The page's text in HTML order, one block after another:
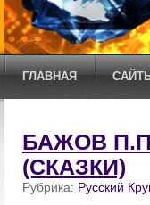
ГЛАВНАЯ
БАЖОВ
(СКАЗКИ)
Рубрика: Русский